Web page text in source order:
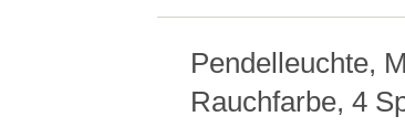
Pendelleuchte,
Rauchfarbe, 4